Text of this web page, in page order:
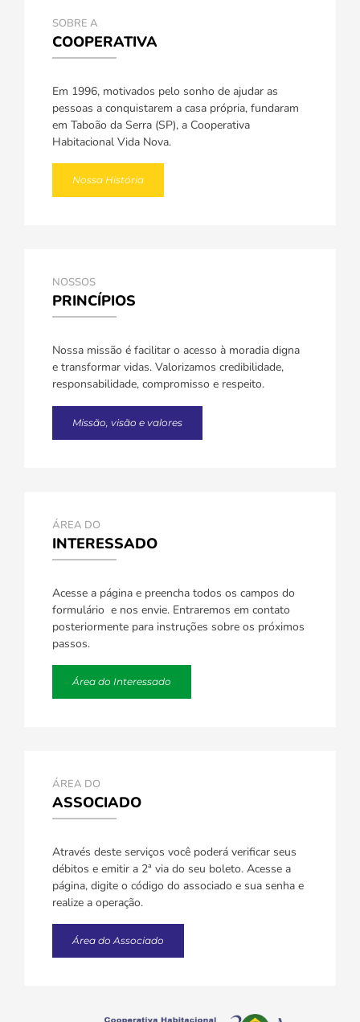
SOBRE A
COOPERATIVA
Em 1996, motivados pelo sonho de ajudar as
pessoas a conquistarem a casa própria, fundaram
em Taboão da Serra (SP), a Cooperativa
Habitacional Vida Nova.
Nossa História
NOSSOS
PRINCÍPIOS
Nossa missão é facilitar o acesso à moradia digna
e transformar vidas. Valorizamos credibilidade,
responsabilidade, compromisso e respeito.
Missão, visão e valores
ÁREA DO
INTERESSADO
Acesse a página e preencha todos os campos do
formulário e nos envie. Entraremos em contato
posteriormente para instruções sobre os próximos
passos.
Área do Interessado
ÁREA DO
ASSOCIADO
Através deste serviços você poderá verificar seus
débitos e emitir a 2ª via do seu boleto. Acesse a
página, digite o código do associado e sua senha e
realize a operação.
Área do Associado